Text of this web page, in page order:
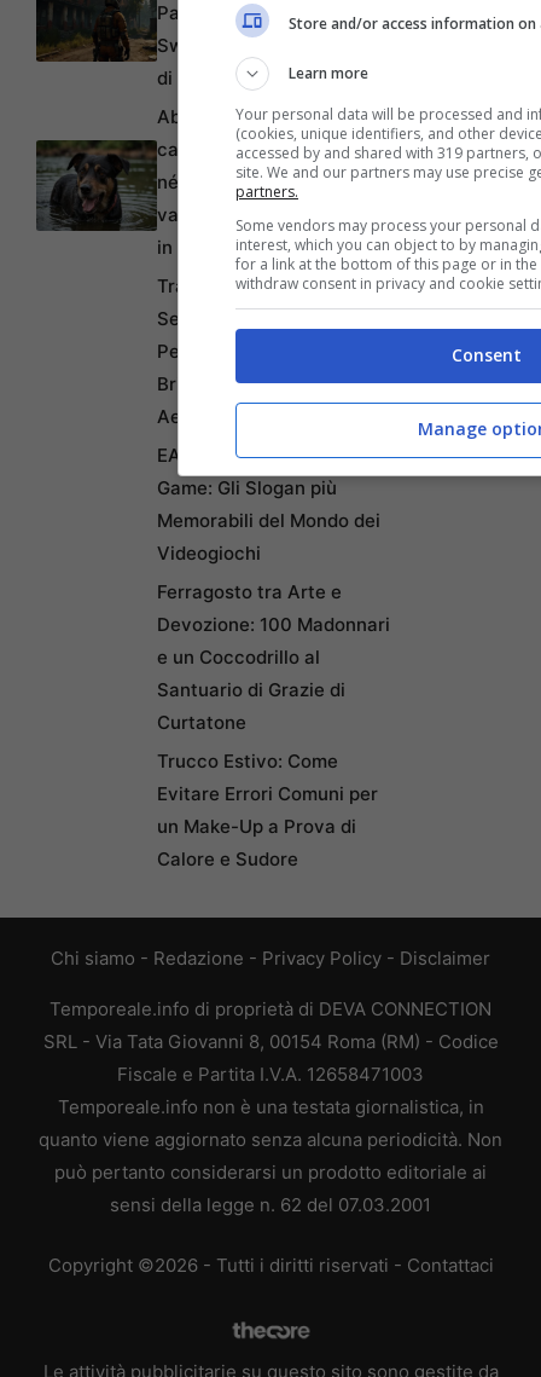
Paralisi Causata da
Swatting Durante Partita
di Rust
Abbandona Pongo, il suo
cane meticcio, senza cibo
né acqua durante le
vacanze: l’animale salvato
in extremis
Tragedia in Perù: Monza e
Seregno in Lutto per la
Perdita di Due Famiglie
Brianzole in Incidente
Aereo
EA Sports, It’s in the
Game: Gli Slogan più
Memorabili del Mondo dei
Videogiochi
Ferragosto tra Arte e
Devozione: 100 Madonnari
e un Coccodrillo al
Santuario di Grazie di
Curtatone
Trucco Estivo: Come
Evitare Errori Comuni per
un Make-Up a Prova di
Calore e Sudore
Chi siamo - Redazione - Privacy Policy - Disclaimer
Temporeale.info di proprietà di DEVA CONNECTION
SRL - Via Tata Giovanni 8, 00154 Roma (RM) - Codice
Fiscale e Partita I.V.A. 12658471003
Temporeale.info non è una testata giornalistica, in
quanto viene aggiornato senza alcuna periodicità. Non
può pertanto considerarsi un prodotto editoriale ai
sensi della legge n. 62 del 07.03.2001
Copyright ©2026 - Tutti i diritti riservati - Contattaci
Le attività pubblicitarie su questo sito sono gestite da
Store and/or access information on
Learn more
Your personal data will be processed and
(cookies, unique identifiers, and other
accessed by and shared with 319 partners,
site. We and our partners may use precise
partners.
Some vendors may process your personal
interest, which you can object to by
for a link at the bottom of this page or in
withdraw consent in privacy and cookie
Consent
Manage